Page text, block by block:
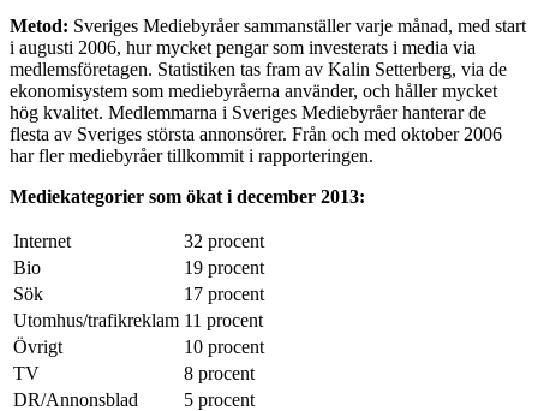
Metod: Sveriges Mediebyråer sammanställer varje månad, med start
i augusti 2006, hur mycket pengar som investerats i media via
medlemsföretagen. Statistiken tas fram av Kalin Setterberg, via de
ekonomisystem som mediebyråerna använder, och håller mycket
hög kvalitet. Medlemmarna i Sveriges Mediebyråer hanterar de
flesta av Sveriges största annonsörer. Från och med oktober 2006
har fler mediebyråer tillkommit i rapporteringen.
Mediekategorier som ökat i december 2013:
Internet
32 procent
Bio
19 procent
Sök
17 procent
Utomhus/trafikreklam 11 procent
Övrigt
10 procent
TV
8 procent
DR/Annonsblad
5 procent